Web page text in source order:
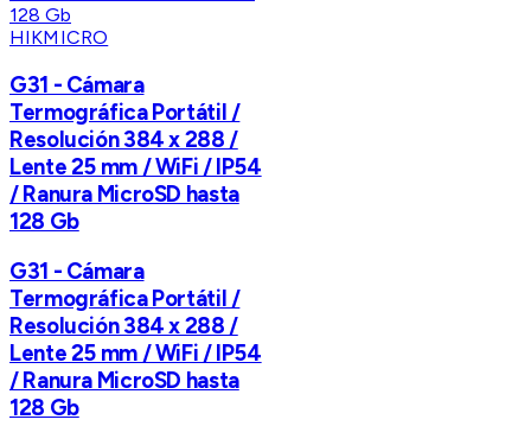
HIKMICRO
G31 - Cámara
Termográfica Portátil /
Resolución 384 x 288 /
Lente 25 mm / WiFi / IP54
/ Ranura MicroSD hasta
128 Gb
G31 - Cámara
Termográfica Portátil /
Resolución 384 x 288 /
Lente 25 mm / WiFi / IP54
/ Ranura MicroSD hasta
128 Gb